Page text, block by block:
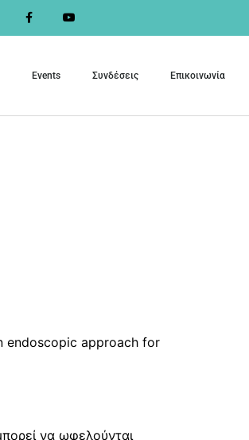
Events Συνδέσεις Επικοινωνία
endoscopic approach for
να ωφελούνται